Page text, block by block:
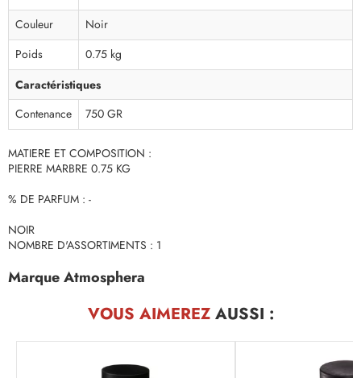
Couleur
Noir
Poids
0.75 kg
Caractéristiques
Contenance 750 GR
MATIERE ET COMPOSITION :
PIERRE MARBRE 0.75 KG
% DE PARFUM : -
NOIR
NOMBRE D'ASSORTIMENTS : 1
Marque Atmosphera
VOUS AIMEREZAUSSI :